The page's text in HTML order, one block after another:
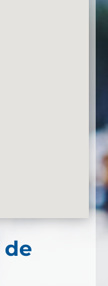
de